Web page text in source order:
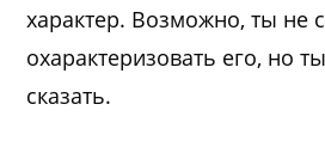
характер. Возможно, ты не
охарактеризовать его, но
сказать.